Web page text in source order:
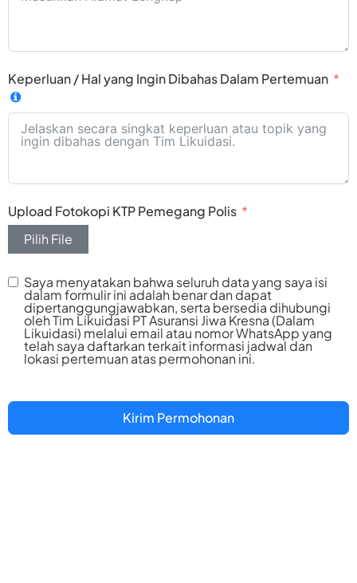
Keperluan / Hal yang Ingin Dibahas Dalam Pertemuan
Upload Fotokopi KTP Pemegang Polis
Pilih File
Saya menyatakan bahwa seluruh data yang saya isi
dalam formulir ini adalah benar dan dapat
dipertanggungjawabkan, serta bersedia dihubungi
oleh Tim Likuidasi PT Asuransi Jiwa Kresna (Dalam
Likuidasi) melalui email atau nomor WhatsApp yang
telah saya daftarkan terkait informasi jadwal dan
lokasi pertemuan atas permohonan ini.
Kirim Permohonan